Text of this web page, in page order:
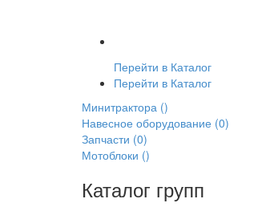
Перейти в Каталог
Перейти в Каталог
Минитрактора ()
Навесное оборудование (0)
Запчасти (0)
Мотоблоки ()
Каталог групп